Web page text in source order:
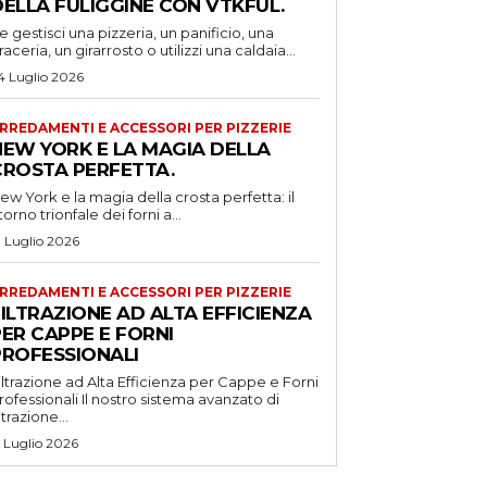
FULIGGINE CON VTKFUL.
gestisci una pizzeria, un panificio, una
un girarrosto o utilizzi una caldaia...
Luglio 2026
E ACCESSORI PER PIZZERIE
YORK E LA MAGIA DELLA
PERFETTA.
York e la magia della crosta perfetta: il
trionfale dei forni a...
Luglio 2026
E ACCESSORI PER PIZZERIE
AD ALTA EFFICIENZA
CAPPE E FORNI
ad Alta Efficienza per Cappe e Forni
Il nostro sistema avanzato di
Luglio 2026